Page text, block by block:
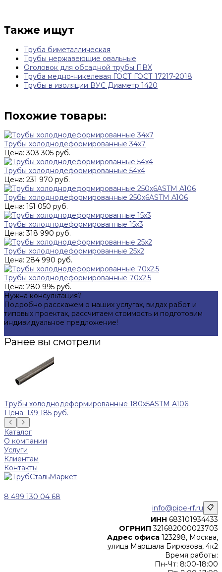
Также ищут
Труба биметаллическая
Трубы нержавеющие овальные
Оголовок для обсадной трубы ПВХ
Труба медно-никелевая ГОСТ ГОСТ 17217-2018
Трубы в изоляции ВУС Диаметр 1420
Похожие товары:
Трубы холоднодеформированные 34х7
Цена: 303 305 руб.
Трубы холоднодеформированные 54x4
Цена: 231 970 руб.
Трубы холоднодеформированные 250x6ASTM A106
Цена: 151 050 руб.
Трубы холоднодеформированные 15x3
Цена: 318 990 руб.
Трубы холоднодеформированные 25x2
Цена: 284 990 руб.
Трубы холоднодеформированные 70х2.5
Цена: 280 995 руб.
Нужна консультация?
Подробно расскажем о наших услугах, видах работ и
типовых проектах, рассчитаем стоимость и подготовим
индивидуальное предложение!
Ранее вы смотрели
Трубы холоднодеформированные 180x5ASTM A106
Цена: 139 185 руб.
Каталог
О компании
Услуги
Клиентам
Контакты
8 499 130 04 68
info@pipe-rf.ru 📋
ИНН 683101934433
ОГРНИП 321682000023703
Адрес офиса 123298, Москва,
улица Маршала Бирюзова, 4к2
Время работы:
Пн-Чт: 8:00-18:00